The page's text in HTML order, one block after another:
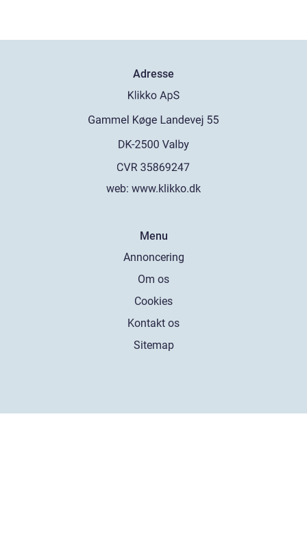
Adresse
web: www.klikko.dk
Menu
Annoncering
Om os
Cookies
Kontakt os
Sitemap